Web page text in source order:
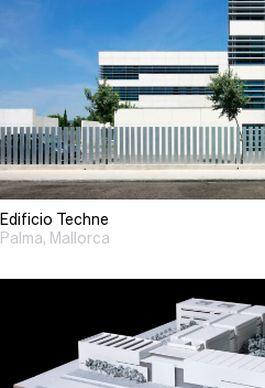
Edificio Techne
Palma, Mallorca